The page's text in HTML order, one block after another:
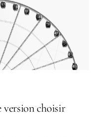
version choisir